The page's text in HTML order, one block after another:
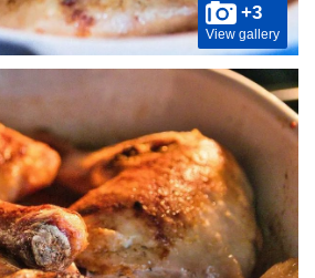
+3
View gallery